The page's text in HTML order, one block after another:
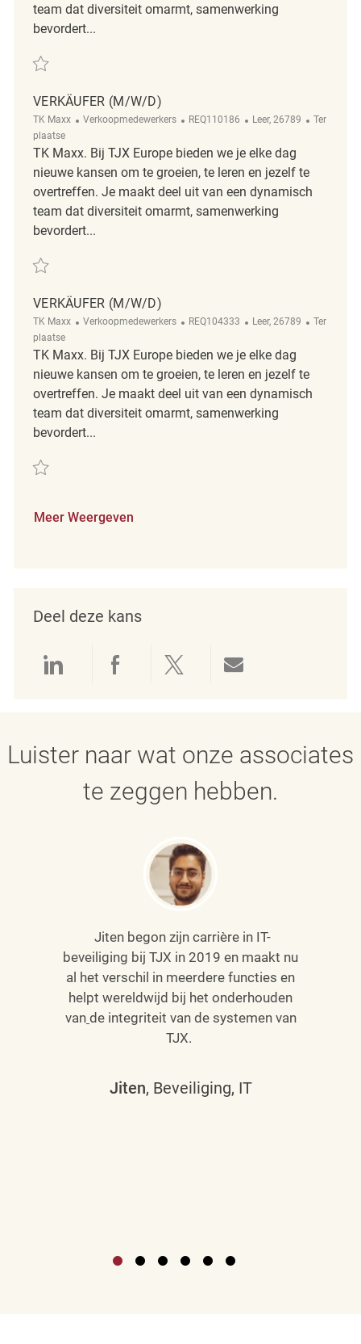
team dat diversiteit omarmt, samenwerking
bevordert...
Redden Verkäufer (m/w/d) REQ110223
VERKÄUFER (M/W/D)
TK Maxx Categorie
Verkoopmedewerkers ReqId
REQ110186 Plaats
Leer, 26789 Afgelegen
Ter
plaatse
TK Maxx. Bij TJX Europe bieden we je elke dag
nieuwe kansen om te groeien, te leren en jezelf te
overtreffen. Je maakt deel uit van een dynamisch
team dat diversiteit omarmt, samenwerking
bevordert...
Redden Verkäufer (m/w/d) REQ110186
VERKÄUFER (M/W/D)
TK Maxx Categorie
Verkoopmedewerkers ReqId
REQ104333 Plaats
Leer, 26789 Afgelegen
Ter
plaatse
TK Maxx. Bij TJX Europe bieden we je elke dag
nieuwe kansen om te groeien, te leren en jezelf te
overtreffen. Je maakt deel uit van een dynamisch
team dat diversiteit omarmt, samenwerking
bevordert...
Redden Verkäufer (m/w/d) REQ104333
Meer Weergeven
Deel deze kans
Delen via LinkedIn
Delen via Facebook
Delen via twitter
Luister naar wat onze associates
te zeggen hebben.
Jiten begon zijn carrière in IT-
beveiliging bij TJX in 2019 en maakt nu
al het verschil in meerdere functies en
helpt wereldwijd bij het onderhouden
van de integriteit van de systemen van
TJX.
Jiten, Beveiliging, IT